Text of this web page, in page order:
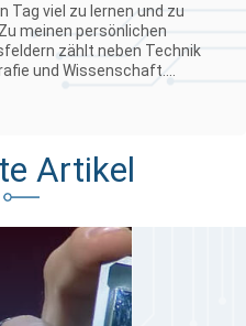
Tag viel zu lernen und zu
meinen persönlichen
zählt neben Technik
und Wissenschaft....
Artikel